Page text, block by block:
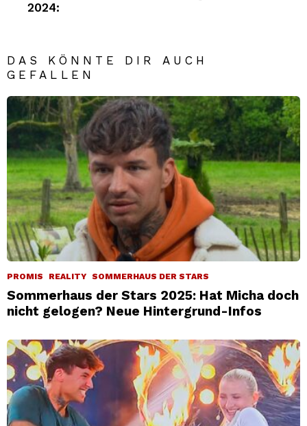
2024:
DAS KÖNNTE DIR AUCH
GEFALLEN
PROMIS REALITY SOMMERHAUS DER STARS
Sommerhaus der Stars 2025: Hat Micha doch
nicht gelogen? Neue Hintergrund-Infos